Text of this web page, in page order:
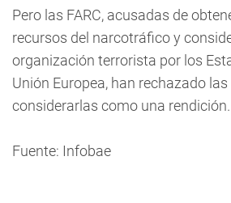
Pero las FARC, acusadas de
recursos del narcotráfico y
organización terrorista por los
Unión Europea, han rechazado
considerarlas como una rendición.
Fuente: Infobae